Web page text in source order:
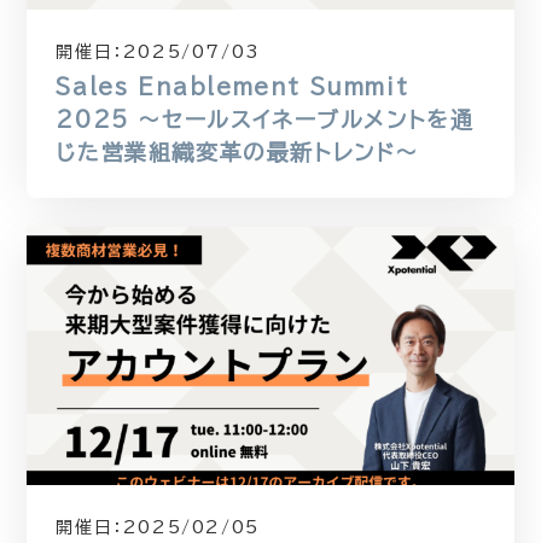
開催日： 2025/07/03
Sales Enablement Summit
2025 〜セールスイネーブルメントを通
じた営業組織変革の最新トレンド〜
開催日： 2025/02/05